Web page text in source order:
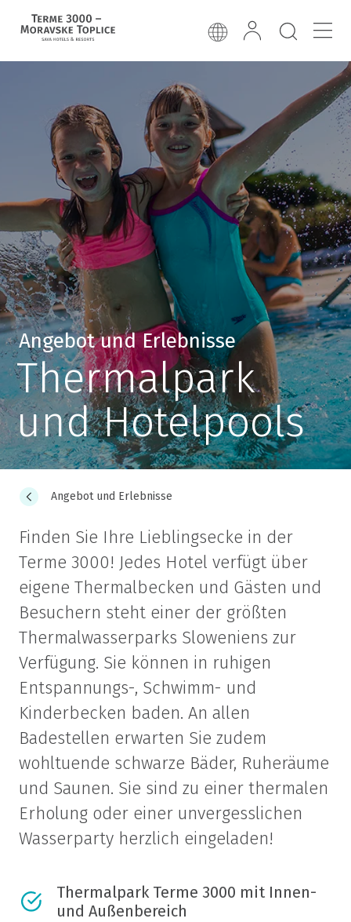
Angebot und Erlebnisse
Thermalpark
und Hotelpools
Angebot und Erlebnisse
Finden Sie Ihre Lieblingsecke in der
Terme 3000! Jedes Hotel verfügt über
eigene Thermalbecken und Gästen und
Besuchern steht einer der größten
Thermalwasserparks Sloweniens zur
Verfügung. Sie können in ruhigen
Entspannungs-, Schwimm- und
Kinderbecken baden. An allen
Badestellen erwarten Sie zudem
wohltuende schwarze Bäder, Ruheräume
und Saunen. Sie sind zu einer thermalen
Erholung oder einer unvergesslichen
Wasserparty herzlich eingeladen!
Thermalpark Terme 3000 mit Innen-
und Außenbereich